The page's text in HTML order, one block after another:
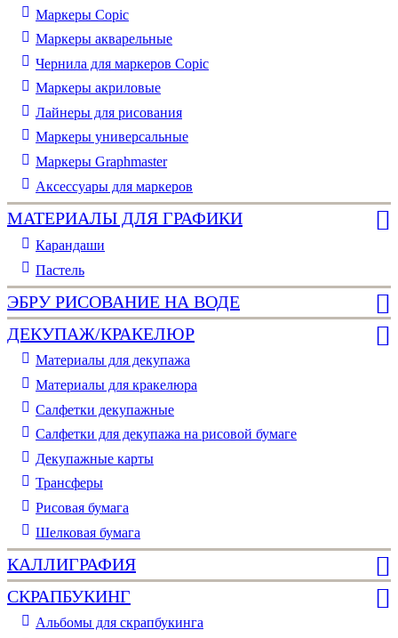
Маркеры Copic
Маркеры акварельные
Чернила для маркеров Copic
Маркеры акриловые
Лайнеры для рисования
Маркеры универсальные
Маркеры Graphmaster
Аксессуары для маркеров
МАТЕРИАЛЫ ДЛЯ ГРАФИКИ
Карандаши
Пастель
ЭБРУ РИСОВАНИЕ НА ВОДЕ
ДЕКУПАЖ/КРАКЕЛЮР
Материалы для декупажа
Материалы для кракелюра
Cалфетки декупажные
Салфетки для декупажа на рисовой бумаге
Декупажные карты
Трансферы
Рисовая бумага
Шелковая бумага
КАЛЛИГРАФИЯ
СКРАПБУКИНГ
Альбомы для скрапбукинга